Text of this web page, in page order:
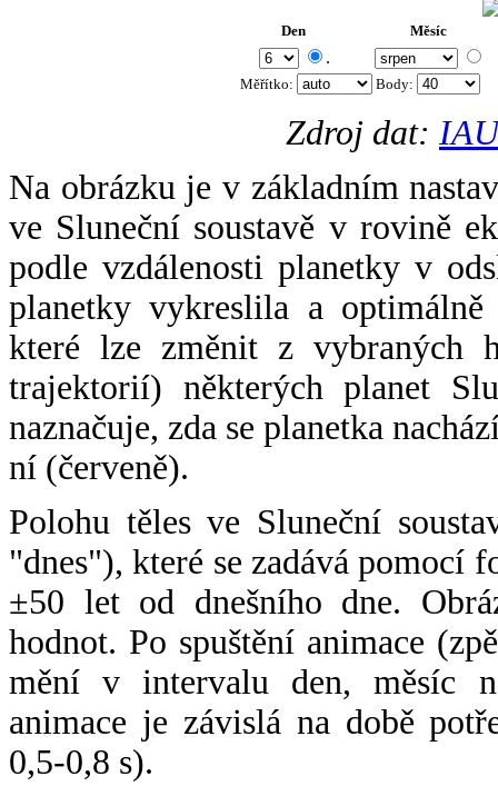
Den Měsíc
.
Měřítko: Body:
Zdroj dat:
Na obrázku je v základním
ve Sluneční soustavě v rovině
podle vzdálenosti planetky v
planetky vykreslila a
které lze změnit z vybraných
trajektorií) některých planet
naznačuje, zda se planetka
ní (červeně).
Polohu těles ve Sluneční
"dnes"), které se zadává pomocí
±50 let od dnešního dne.
hodnot. Po spuštění animace
mění v intervalu den, měsíc
animace je závislá na době
0,5-0,8 s).